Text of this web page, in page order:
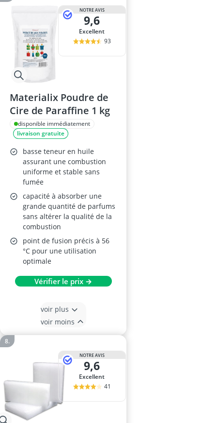
NOTRE AVIS
9,6
Excellent
93
Materialix Poudre de
Cire de Paraffine 1 kg
disponible immédiatement
livraison gratuite
basse teneur en huile
assurant une combustion
uniforme et stable sans
fumée
capacité à absorber une
grande quantité de parfums
sans altérer la qualité de la
combustion
point de fusion précis à 56
°C pour une utilisation
optimale
Vérifier le prix →
voir plus
voir moins
NOTRE AVIS
9,6
Excellent
41